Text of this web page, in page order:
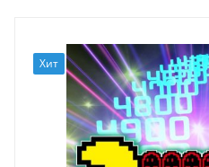
Хит